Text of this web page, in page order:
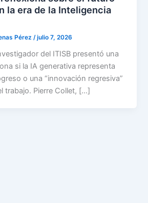
la era de la Inteligencia
Pérez /julio 7, 2026
del ITISB presentó una
si la IA generativa representa
o una “innovación regresiva”
trabajo. Pierre Collet, […]